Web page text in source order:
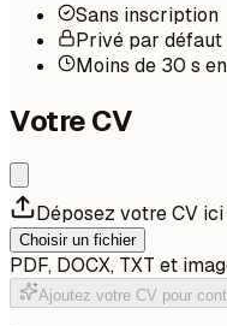
Sans inscription
Privé par défaut
Moins de 30 s
Votre CV
Déposez votre CV ici
Choisir un fichier
PDF, DOCX, TXT et
Ajoutez votre CV pour